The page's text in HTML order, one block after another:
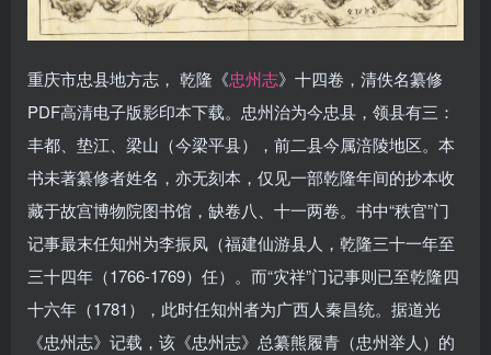
重庆市忠县地方志， 乾隆《忠州志》十四卷，清佚名纂修
PDF高清电子版影印本下载。忠州治为今忠县，领县有三：
丰都、垫江、梁山（今梁平县），前二县今属涪陵地区。本
书未著纂修者姓名，亦无刻本，仅见一部乾隆年间的抄本收
藏于故宫博物院图书馆，缺卷八、十一两卷。书中“秩官”门
记事最末任知州为李振凤（福建仙游县人，乾隆三十一年至
三十四年（1766-1769）任）。而“灾祥”门记事则已至乾隆四
十六年（1781），此时任知州者为广西人秦昌统。据道光
《忠州志》记载，该《忠州志》总纂熊履青（忠州举人）的